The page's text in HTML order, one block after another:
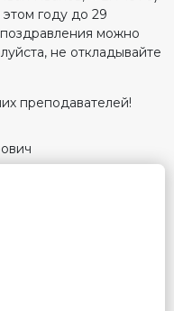
году до 29
можно
не откладывайте
преподавателей!